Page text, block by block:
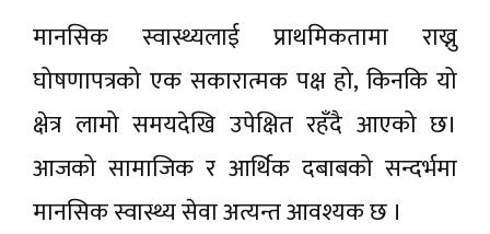
मानसिक स्वास्थ्यलाई प्राथमिकतामा राख्नु
घोषणापत्रको एक सकारात्मक पक्ष हो, किनकि यो
क्षेत्र लामो समयदेखि उपेक्षित रहँदै आएको छ।
आजको सामाजिक र आर्थिक दबाबको सन्दर्भमा
मानसिक स्वास्थ्य सेवा अत्यन्त आवश्यक छ ।